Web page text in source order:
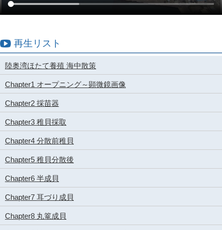
再生リスト
陸奥湾ほたて養殖 海中散策
Chapter1 オープニング～顕微鏡画像
Chapter2 採苗器
Chapter3 稚貝採取
Chapter4 分散前稚貝
Chapter5 稚貝分散後
Chapter6 半成貝
Chapter7 耳づり成貝
Chapter8 丸篭成貝